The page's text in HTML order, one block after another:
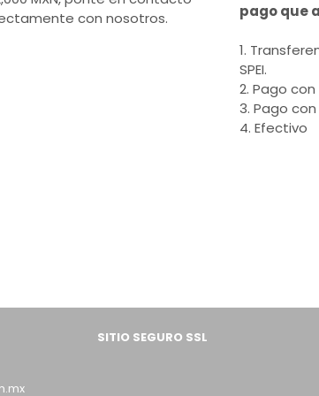
con nosotros.
pago que
1.
SPEI.
2. Pago
3. Pago
4. Efectivo
SITIO SEGURO SSL